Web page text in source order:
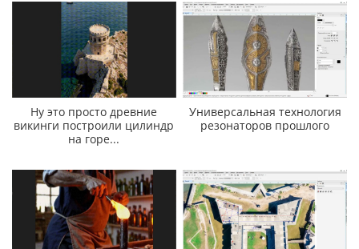
Ну это просто древние
викинги построили цилиндр
на горе...
Универсальная технология
резонаторов прошлого